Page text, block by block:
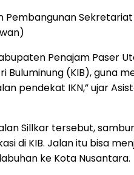
Pembangunan
Penajam
Buluminung (KIB), guna
pendekat IKN,” ujar
Sillkar tersebut,
di KIB. Jalan itu bisa
ke Kota Nusantara.